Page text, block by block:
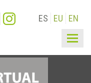
ES EU EN